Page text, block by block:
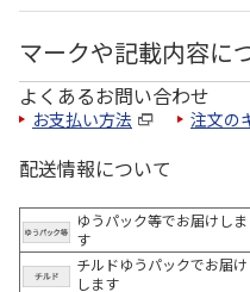
マークや記載内容に
よくあるお問い合わせ
お支払い方法 注文の
配送情報について
ゆうパック等でお届けしま
す
チルドゆうパックでお届け
します